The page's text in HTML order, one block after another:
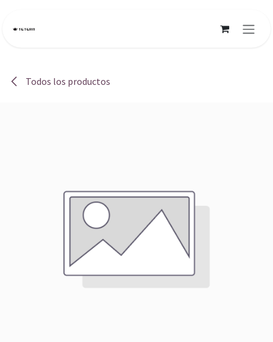
Todos los productos